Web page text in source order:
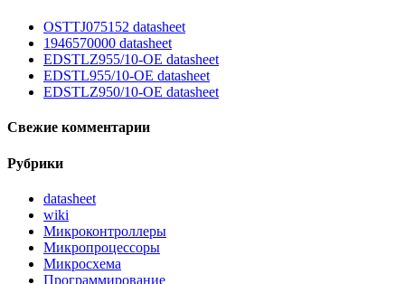
OSTTJ075152 datasheet
1946570000 datasheet
EDSTLZ955/10-OE datasheet
EDSTL955/10-OE datasheet
EDSTLZ950/10-OE datasheet
Свежие комментарии
Рубрики
datasheet
wiki
Микроконтроллеры
Микропроцессоры
Микросхема
Программирование